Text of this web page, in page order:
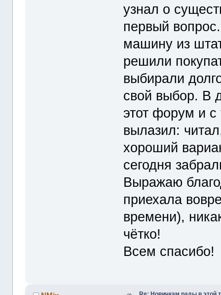
узнал о
первый
машину из
решили
выбирали
свой выбор. В
этот форум и с
вылазил:
хороший
сегодня
Выражаю
приехала
времени),
чётко!
Всем спасибо!